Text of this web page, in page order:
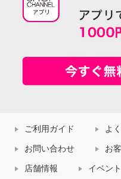
ご利用ガイド よ
お問い合わせ お
店舗情報 イベン